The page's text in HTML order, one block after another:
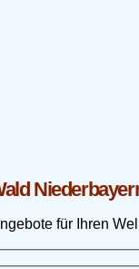
für Ihren